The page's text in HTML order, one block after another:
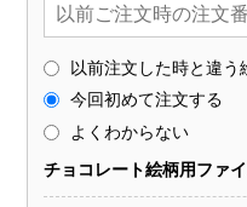
以前注文した時と違う
今回初めて注文する
よくわからない
チョコレート絵柄用ファ